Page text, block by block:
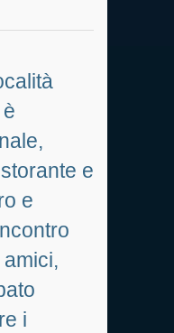
e
e
i